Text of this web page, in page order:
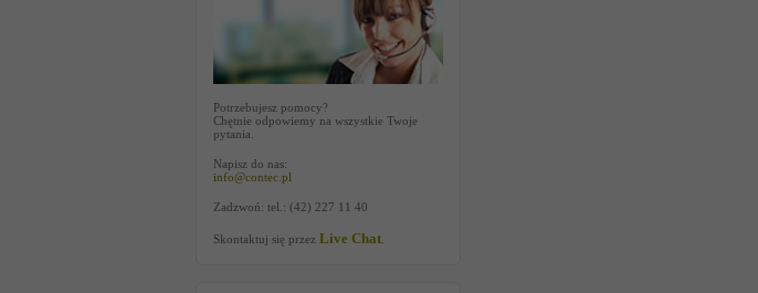
Potrzebujesz pomocy?
Chętnie odpowiemy na wszystkie Twoje
pytania.
Napisz do nas:
info@contec.pl
Zadzwoń: tel.: (42) 227 11 40
Skontaktuj się przez Live Chat